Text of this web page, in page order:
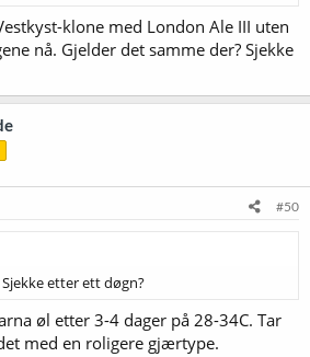
klone med London Ale III uten
nå. Gjelder det samme der? Sjekke
#50
etter ett døgn?
øl etter 3-4 dager på 28-34C. Tar
med en roligere gjærtype.